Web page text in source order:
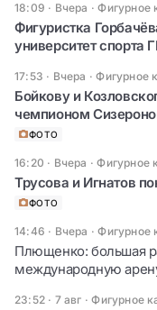
18:09 · Вчера ·Фигурное
Фигуристка
университет
17:53 · Вчера ·Фигурное
Бойкову и
чемпионом
ФОТО
16:20 · Вчера ·Фигурное
Трусова и Игнатов
ФОТО
14:46 · Вчера ·Фигурное
Плющенко: большая
международную
23:52 · 7 авг ·Фигурное